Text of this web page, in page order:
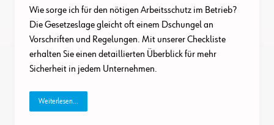
Aus
Dem
Vorschriftendschungel!
Wie sorge ich für den nötigen Arbeitsschutz im Betrieb?
Die Gesetzeslage gleicht oft einem Dschungel an
Vorschriften und Regelungen. Mit unserer Checkliste
erhalten Sie einen detaillierten Überblick für mehr
Sicherheit in jedem Unternehmen.
Weiterlesen...